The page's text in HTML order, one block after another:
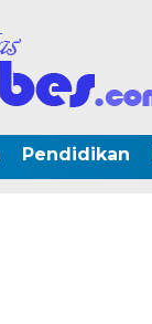
Pendidikan